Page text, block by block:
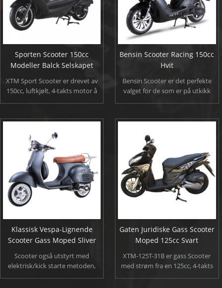
Sporten Scooter 150cc
Modeller Balck Selskapet
XTM Sport Scooter er drevet av
150cc, luftkjølt, 4-takts motor å
god gass kjørelengde. Scooter
også utstyrt med elektrisk/kick
starte metoden, høy ytelse
aluminium eksosrør, totrinns
maling behandling, høykvalitets
polyuretan sete.
Bensin Scooter Racing 150cc
Hvit
Bensin Scooter er det perfekte
valget for de som er på utkikk
rundt i byen. det blir opp til
effektiv transport.
Klassisk Vespa-Lignende
Scooter Gass Moped Sliver
Scooter også utstyrt med
elektrisk/kick starte metoden,
Gaten Juridiske Gass Scooter
Moped 125cc Svart
XTM-125T-31B er gass Scooter
med strøm fra en 125cc, 4-takts